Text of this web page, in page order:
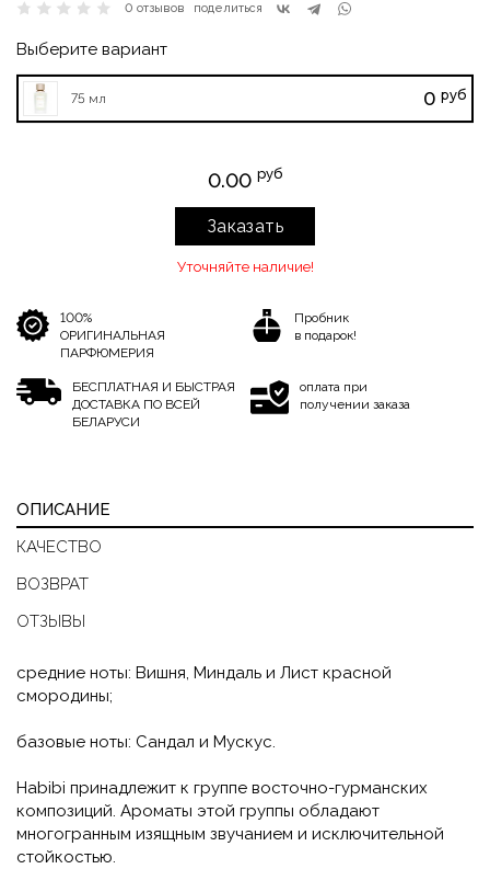
0 отзывов поделиться
Выберите вариант
75 мл 0 руб
0.00 руб
Заказать
Уточняйте наличие!
100%
ОРИГИНАЛЬНАЯ
ПАРФЮМЕРИЯ
Пробник
в подарок!
БЕСПЛАТНАЯ И БЫСТРАЯ
ДОСТАВКА ПО ВСЕЙ
БЕЛАРУСИ
оплата при
получении заказа
ОПИСАНИЕ
КАЧЕСТВО
ВОЗВРАТ
ОТЗЫВЫ
средние ноты: Вишня, Миндаль и Лист красной
смородины;
базовые ноты: Сандал и Мускус.
Habibi принадлежит к группе восточно-гурманских
композиций. Ароматы этой группы обладают
многогранным изящным звучанием и исключительной
стойкостью.